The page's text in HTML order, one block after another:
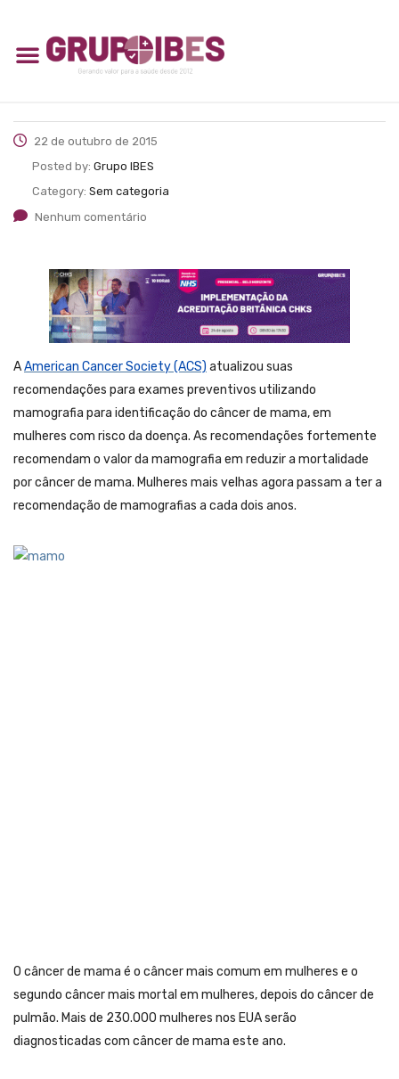
22 de outubro de 2015
Posted by: Grupo IBES
Category: Sem categoria
Nenhum comentário
AAmerican Cancer Society (ACS) atualizou suas
recomendações para exames preventivos utilizando
mamografia para identificação do câncer de mama, em
mulheres com risco da doença. As recomendações fortemente
recomendam o valor da mamografia em reduzir a mortalidade
por câncer de mama. Mulheres mais velhas agora passam a ter a
recomendação de mamografias a cada dois anos.
O câncer de mama é o câncer mais comum em mulheres e o
segundo câncer mais mortal em mulheres, depois do câncer de
pulmão. Mais de 230.000 mulheres nos EUA serão
diagnosticadas com câncer de mama este ano.